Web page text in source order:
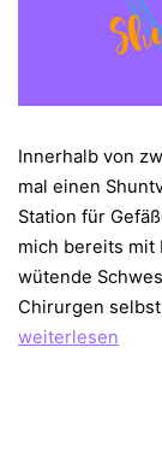
Innerhalb von
mal einen
Station für
mich bereits mit
wütende
Chirurgen
27
weiterlesen